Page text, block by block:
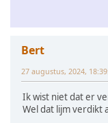
Bert
27 augustus, 2024,
Ik wist niet dat er
Wel dat lijm verdikt